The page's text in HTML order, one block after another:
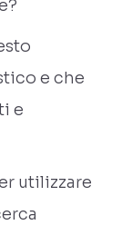
e che
e
utilizzare